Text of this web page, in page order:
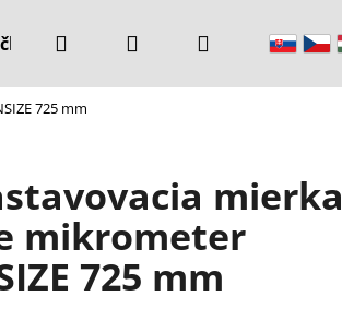
Kontakty
Hľadať PrihlásenieNákupný
725 mm
mierka
mikrometer
725 mm